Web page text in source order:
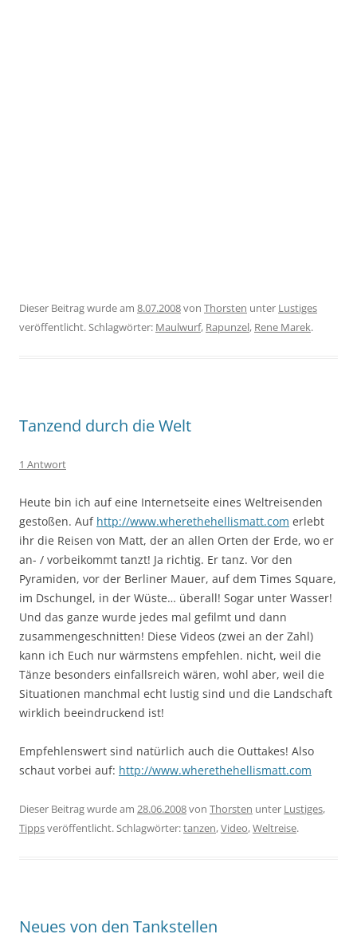
Dieser Beitrag wurde am 8.07.2008von Thorsten unter Lustiges
veröffentlicht. Schlagwörter: Maulwurf, Rapunzel, Rene Marek.
Tanzend durch die Welt
1 Antwort
Heute bin ich auf eine Internetseite eines Weltreisenden
gestoßen. Auf http://www.wherethehellismatt.com erlebt
ihr die Reisen von Matt, der an allen Orten der Erde, wo er
an- / vorbeikommt tanzt! Ja richtig. Er tanz. Vor den
Pyramiden, vor der Berliner Mauer, auf dem Times Square,
im Dschungel, in der Wüste… überall! Sogar unter Wasser!
Und das ganze wurde jedes mal gefilmt und dann
zusammengeschnitten! Diese Videos (zwei an der Zahl)
kann ich Euch nur wärmstens empfehlen. nicht, weil die
Tänze besonders einfallsreich wären, wohl aber, weil die
Situationen manchmal echt lustig sind und die Landschaft
wirklich beeindruckend ist!
Empfehlenswert sind natürlich auch die Outtakes! Also
schaut vorbei auf: http://www.wherethehellismatt.com
Dieser Beitrag wurde am 28.06.2008von Thorsten unter Lustiges,
Tippsveröffentlicht. Schlagwörter:tanzen,Video,Weltreise.
Neues von den Tankstellen